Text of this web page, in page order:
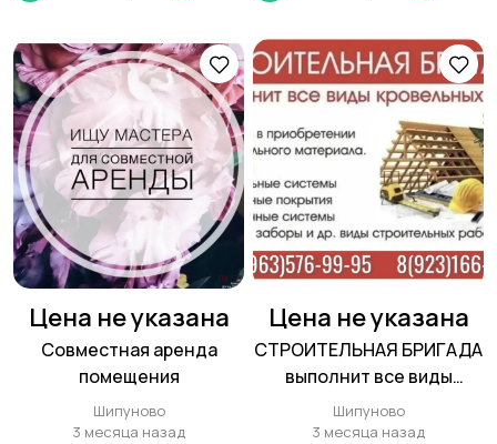
Цена не указана
Совместная аренда
помещения
Шипуново
3 месяца назад
Цена не указана
СТРОИТЕЛЬНАЯ БРИГАДА
выполнит все виды
кровельных работ
Шипуново
3 месяца назад